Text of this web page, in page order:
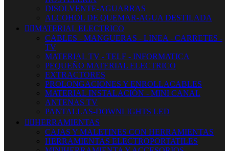
DISOLVENTE-AGUARRAS
ALCOHOL DE QUEMAR-AGUA DESTILADA
 MATERIAL ELECTRICO
CABLES - MANGUERAS - LINEA - CARRETES -
TV
MATERIAL TV - TELF - INFORMATICA
PEQUEÑO MATERIAL ELECTRICO
EXTRACTORES
PROLONGACIONES Y ENROLLACABLES
MATERIAL INSTALACIÓN - MINI CANAL
ANTENAS TV
PANTALLAS-DOWNLIGHTS LED
 HERRAMIENTAS
CAJAS Y MALETINES CON HERRAMIENTAS
HERRAMIENTAS ELECTROPORTATILES